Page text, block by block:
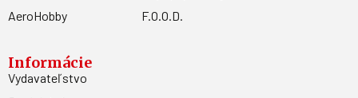
AeroHobby
F.O.O.D.
Informácie
Vydavateľstvo